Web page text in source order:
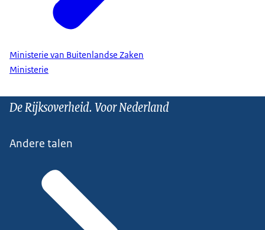
Ministerie van Buitenlandse Zaken
Ministerie
De Rijksoverheid. Voor Nederland
Andere talen